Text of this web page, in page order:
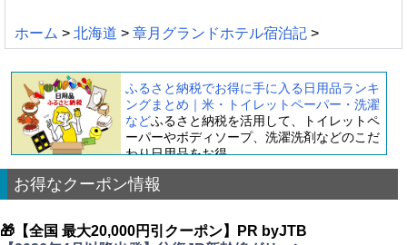
ホーム > 北海道 > 章月グランドホテル宿泊記 >
ふるさと納税でお得に手に入る日用品ランキ
ングまとめ｜米・トイレットペーパー・洗濯
などふるさと納税を活用して、トイレットペ
ーパーやボディソープ、洗濯洗剤などのこだ
わり日用品をお得...
お得なクーポン情報
🎁【全国 最大20,000円引クーポン】PR byJTB